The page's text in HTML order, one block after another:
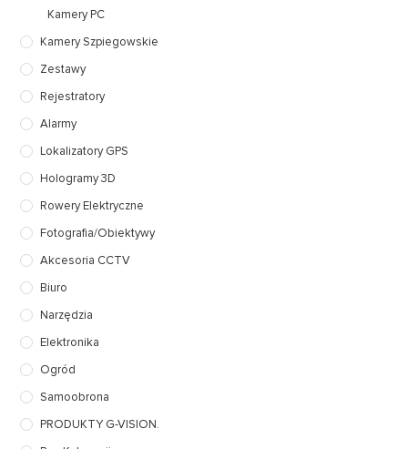
Kamery PC
Kamery Szpiegowskie
Zestawy
Rejestratory
Alarmy
Lokalizatory GPS
Hologramy 3D
Rowery Elektryczne
Fotografia/Obiektywy
Akcesoria CCTV
Biuro
Narzędzia
Elektronika
Ogród
Samoobrona
PRODUKTY G-VISION.